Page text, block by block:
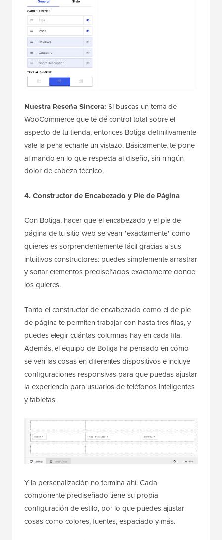
Nuestra Reseña Sincera: Si buscas un tema de
WooCommerce que te dé control total sobre el
aspecto de tu tienda, entonces Botiga definitivamente
vale la pena echarle un vistazo. Básicamente, te pone
al mando en lo que respecta al diseño, sin ningún
dolor de cabeza técnico.
4. Constructor de Encabezado y Pie de Página
Con Botiga, hacer que el encabezado y el pie de
página de tu sitio web se vean *exactamente* como
quieres es sorprendentemente fácil gracias a sus
intuitivos constructores: puedes simplemente arrastrar
y soltar elementos prediseñados exactamente donde
los quieres.
Tanto el constructor de encabezado como el de pie
de página te permiten trabajar con hasta tres filas, y
puedes elegir cuántas columnas hay en cada fila.
Además, el equipo de Botiga ha pensado en cómo
se ven las cosas en diferentes dispositivos e incluye
configuraciones responsivas para que puedas ajustar
la experiencia para usuarios de teléfonos inteligentes
y tabletas.
Y la personalización no termina ahí. Cada
componente prediseñado tiene su propia
configuración de estilo, por lo que puedes ajustar
cosas como colores, fuentes, espaciado y más.